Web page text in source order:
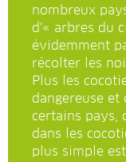
nombreux
d’« arbres du
évidemment
récolter les
Plus les
dangereuse et
certains pays,
dans les
plus simple